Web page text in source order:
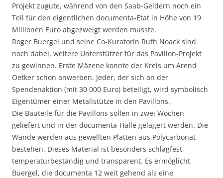
Projekt zugute, während von den Saab-Geldern noch ein
Teil für den eigentlichen documenta-Etat in Höhe von 19
Millionen Euro abgezweigt werden musste.
Roger Buergel und seine Co-Kuratorin Ruth Noack sind
noch dabei, weitere Unterstützer für das Pavillon-Projekt
zu gewinnen. Erste Mäzene konnte der Kreis um Arend
Oetker schon anwerben. Jeder, der sich an der
Spendenaktion (mit 30 000 Euro) beteiligt, wird symbolisch
Eigentümer einer Metallstütze in den Pavillons.
Die Bauteile für die Pavillons sollen in zwei Wochen
geliefert und in der documenta-Halle gelagert werden. Die
Wände werden aus gewellten Platten aus Polycarbonat
bestehen. Dieses Material ist besonders schlagfest,
temperaturbeständig und transparent. Es ermöglicht
Buergel, die documenta 12 weit gehend als eine